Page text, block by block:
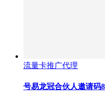
流量卡推广代理
号易龙冠合伙人邀请码